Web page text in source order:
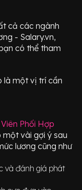
cả các ngành
- Salary.vn,
có thể tham
là một vị trícần
Phối Hợp
vài gợi ý sau
lương cũng như
và đánh giá phát